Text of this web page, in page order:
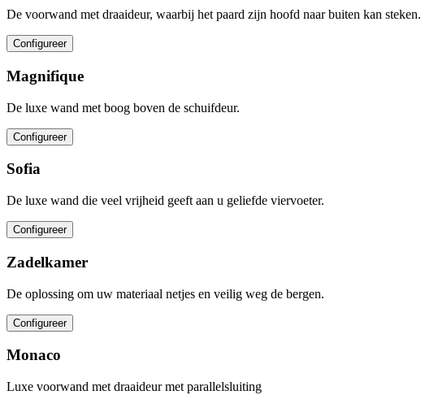
De voorwand met draaideur, waarbij het paard zijn hoofd naar buiten kan steken.
Configureer
Magnifique
De luxe wand met boog boven de schuifdeur.
Configureer
Sofia
De luxe wand die veel vrijheid geeft aan u geliefde viervoeter.
Configureer
Zadelkamer
De oplossing om uw materiaal netjes en veilig weg de bergen.
Configureer
Monaco
Luxe voorwand met draaideur met parallelsluiting